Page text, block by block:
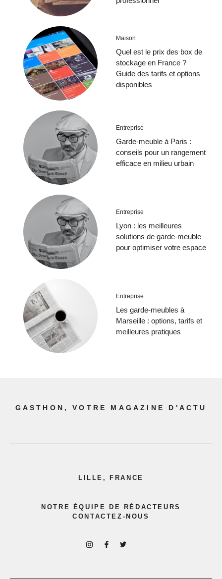
Maison
Quel est le prix des box de
stockage en France ?
Guide des tarifs et options
disponibles
Entreprise
Garde-meuble à Paris :
conseils pour un rangement
efficace en milieu urbain
Entreprise
Lyon : les meilleures
solutions de garde-meuble
pour optimiser votre espace
Entreprise
Les garde-meubles à
Marseille : options, tarifs et
meilleures pratiques
GASTHON, VOTRE MAGAZINE D'ACTU
LILLE, FRANCE
NOTRE ÉQUIPE DE RÉDACTEURS
CONTACTEZ-NOUS